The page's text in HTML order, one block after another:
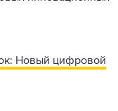
Новый цифровой